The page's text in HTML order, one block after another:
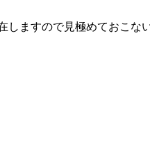
ますので見極めておこない